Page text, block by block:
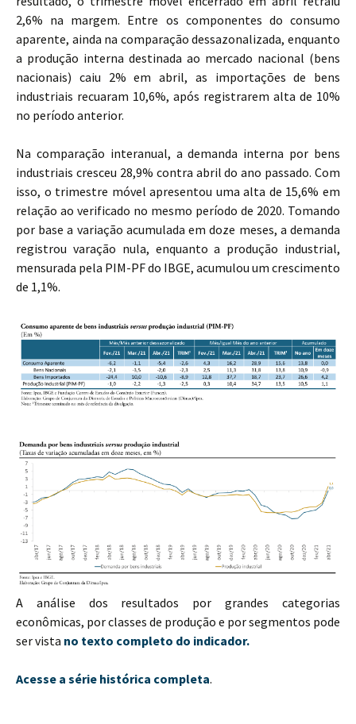
2,6% na margem. Entre os componentes do consumo
aparente, ainda na comparação dessazonalizada, enquanto
a produção interna destinada ao mercado nacional (bens
nacionais) caiu 2% em abril, as importações de bens
industriais recuaram 10,6%, após registrarem alta de 10%
no período anterior.
Na comparação interanual, a demanda interna por bens
industriais cresceu 28,9% contra abril do ano passado. Com
isso, o trimestre móvel apresentou uma alta de 15,6% em
relação ao verificado no mesmo período de 2020. Tomando
por base a variação acumulada em doze meses, a demanda
registrou varação nula, enquanto a produção industrial,
mensurada pela PIM-PF do IBGE, acumulou um crescimento
de 1,1%.
A análise dos resultados por grandes categorias
econômicas, por classes de produção e por segmentos pode
ser vista no texto completo do indicador.
Acesse a série histórica completa.